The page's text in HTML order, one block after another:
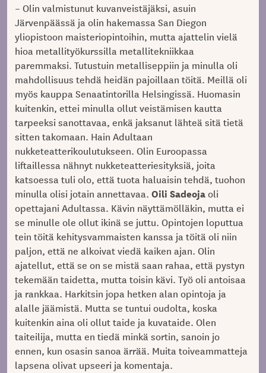
– Olin valmistunut kuvanveistäjäksi, asuin
Järvenpäässä ja olin hakemassa San Diegon
yliopistoon maisteriopintoihin, mutta ajattelin vielä
hioa metallityökurssilla metallitekniikkaa
paremmaksi. Tutustuin metalliseppiin ja minulla oli
mahdollisuus tehdä heidän pajoillaan töitä. Meillä oli
myös kauppa Senaatintorilla Helsingissä. Huomasin
kuitenkin, ettei minulla ollut veistämisen kautta
tarpeeksi sanottavaa, enkä jaksanut lähteä sitä tietä
sitten takomaan. Hain Adultaan
nukketeatterikoulutukseen. Olin Euroopassa
liftaillessa nähnyt nukketeatteriesityksiä, joita
katsoessa tuli olo, että tuota haluaisin tehdä, tuohon
minulla olisi jotain annettavaa. Oili Sadeojaoli
opettajani Adultassa. Kävin näyttämölläkin, mutta ei
se minulle ole ollut ikinä se juttu. Opintojen loputtua
tein töitä kehitysvammaisten kanssa ja töitä oli niin
paljon, että ne alkoivat viedä kaiken ajan. Olin
ajatellut, että se on se mistä saan rahaa, että pystyn
tekemään taidetta, mutta toisin kävi. Työ oli antoisaa
ja rankkaa. Harkitsin jopa hetken alan opintoja ja
alalle jäämistä. Mutta se tuntui oudolta, koska
kuitenkin aina oli ollut taide ja kuvataide. Olen
taiteilija, mutta en tiedä minkä sortin, sanoin jo
ennen, kun osasin sanoa ärrää. Muita toiveammatteja
lapsena olivat upseeri ja komentaja.